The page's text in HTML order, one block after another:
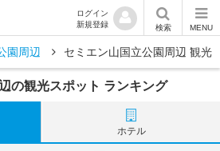
ログイン
新規登録
検索 MENU
園周辺 セミエン山国立公園周辺 観光
の観光スポット ランキング
ホテル